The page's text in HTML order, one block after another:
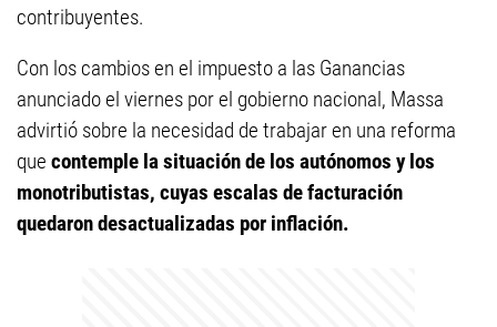
contribuyentes.
Con los cambios en el impuesto a las Ganancias
anunciado el viernes por el gobierno nacional, Massa
advirtió sobre la necesidad de trabajar en una reforma
que contemple la situación de los autónomos y los
monotributistas, cuyas escalas de facturación
quedaron desactualizadas por inflación.